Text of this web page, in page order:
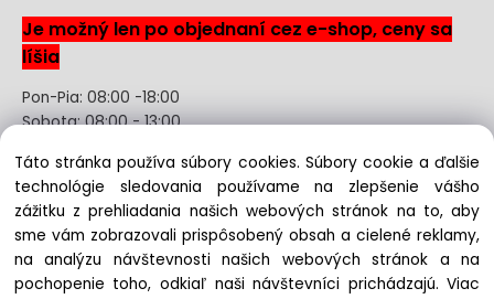
Je možný len po objednaní cez e-shop, ceny sa
líšia
Pon-Pia: 08:00 -18:00
Sobota: 08:00 - 13:00
Odstúpenie od kúpnej zmluvy uzavretej na diaľku bez
registrácie
Táto stránka používa súbory cookies. Súbory cookie a ďalšie
technológie sledovania používame na zlepšenie vášho
zážitku z prehliadania našich webových stránok na to, aby
sme vám zobrazovali prispôsobený obsah a cielené reklamy,
na analýzu návštevnosti našich webových stránok a na
pochopenie toho, odkiaľ naši návštevníci prichádzajú.Viac